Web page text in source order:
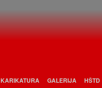
KARIKATURA GALERIJA HŠTD